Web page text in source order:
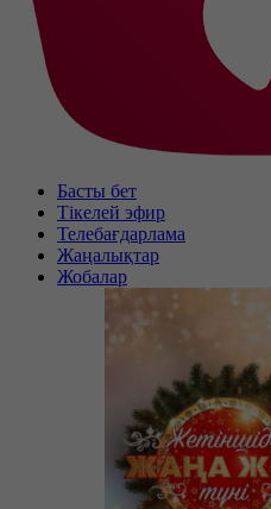
Басты бет
Тікелей эфир
Телебағдарлама
Жаңалықтар
Жобалар